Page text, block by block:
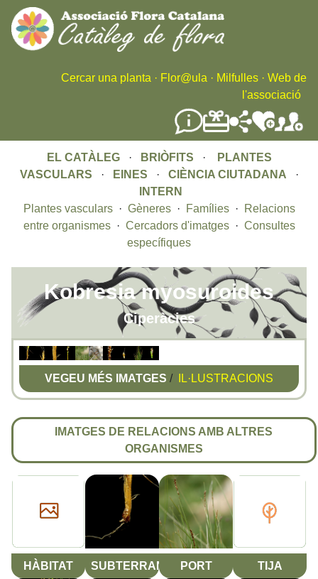
Skip
to
main
content
Cercar una planta · Flor@ula · Milfulles · Web de
l'associació
EL CATÀLEG· BRIÒFITS ·
PLANTES
VASCULARS · EINES · CIÈNCIA CIUTADANA ·
INTERN
Plantes vasculars· Gèneres· Famílies·
Relacions
entre organismes· Cercadors d'imatges· Consultes
específiques
Kobresia myosuroides
Ciperàcies
VEGEU MÉS IMATGES / IL·LUSTRACIONS
IMATGES DE RELACIONS AMB ALTRES
ORGANISMES
HÀBITAT SUBTERRANI PORT TIJA